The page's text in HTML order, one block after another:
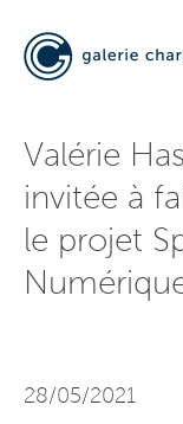
Valérie
invitée à
le projet
28/05/2021